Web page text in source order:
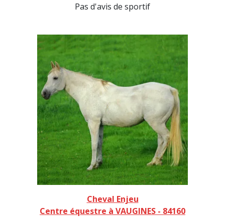
Pas d'avis de sportif
Cheval Enjeu
Centre équestre à VAUGINES - 84160